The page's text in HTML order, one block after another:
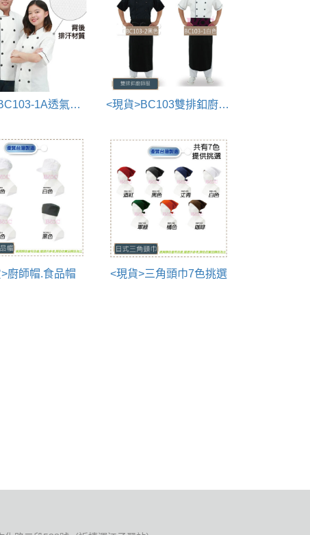
<現貨>BC103-1A透氣廚師服 <現貨>BC103雙排釦廚師服系列
廚師帽.食品帽 <現貨>三角頭巾7色挑選